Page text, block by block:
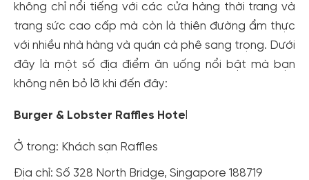
không chỉ nổi tiếng với các cửa hàng thời trang và
trang sức cao cấp mà còn là thiên đường ẩm thực
với nhiều nhà hàng và quán cà phê sang trọng. Dưới
đây là một số địa điểm ăn uống nổi bật mà bạn
không nên bỏ lỡ khi đến đây:
Burger & Lobster Raffles Hote
Ở trong: Khách sạn Raffles
Địa chỉ: Số 328 North Bridge, Singapore 188719